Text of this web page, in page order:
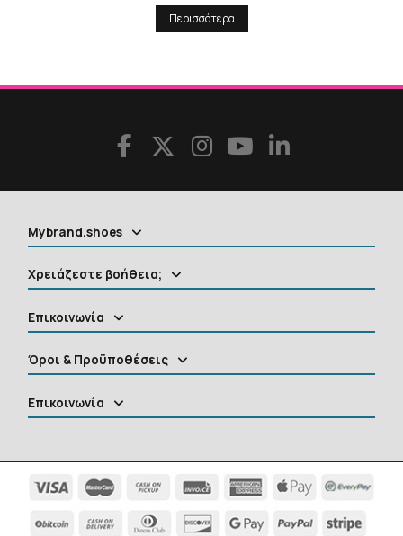
Περισσότερα
Mybrand.shoes
Χρειάζεστε βοήθεια;
Επικοινωνία
Όροι & Προϋποθέσεις
Επικοινωνία